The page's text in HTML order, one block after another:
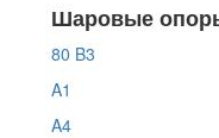
Шаровые
80 B3
A1
A4